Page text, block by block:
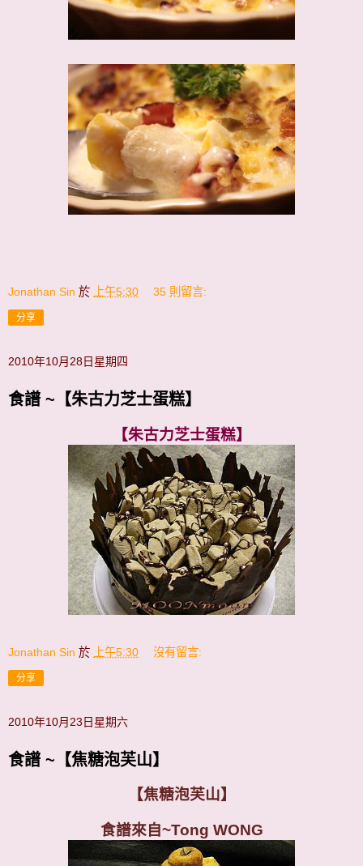
Jonathan Sin 於 上午5:30 35 則留言:
分享
2010年10月28日星期四
食譜 ~【朱古力芝士蛋糕】
【朱古力芝士蛋糕】
Jonathan Sin 於 上午5:30 沒有留言:
分享
2010年10月23日星期六
食譜 ~【焦糖泡芙山】
【焦糖泡芙山】
食譜來自~Tong WONG